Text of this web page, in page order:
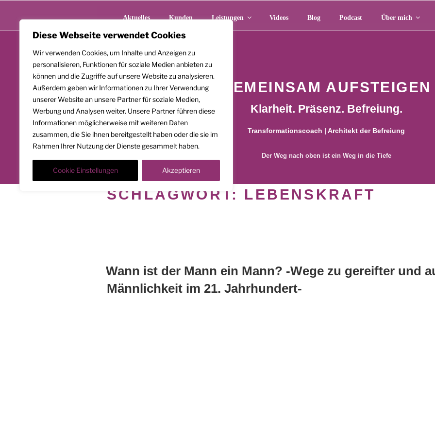
Diese Webseite verwendet Cookies
Wir verwenden Cookies, um Inhalte und Anzeigen zu
personalisieren, Funktionen für soziale Medien anbieten zu
können und die Zugriffe auf unsere Website zu analysieren.
Außerdem geben wir Informationen zu Ihrer Verwendung
unserer Website an unsere Partner für soziale Medien,
Werbung und Analysen weiter. Unsere Partner führen diese
Informationen möglicherweise mit weiteren Daten
zusammen, die Sie ihnen bereitgestellt haben oder die sie im
Rahmen Ihrer Nutzung der Dienste gesammelt haben.
Cookie Einstellungen Akzeptieren
springen
GEMEINSAM AUFSTEIGEN
Klarheit. Präsenz. Befreiung.
Transformationscoach | Architekt der Befreiung
Der Weg nach oben ist ein Weg in die Tiefe
Aktuelles Kunden Leistungen Videos Blog Podcast Über mich
SCHLAGWORT: LEBENSKRAFT
Wann ist der Mann ein Mann? -Wege zu gereifter und
Männlichkeit im 21. Jahrhundert-